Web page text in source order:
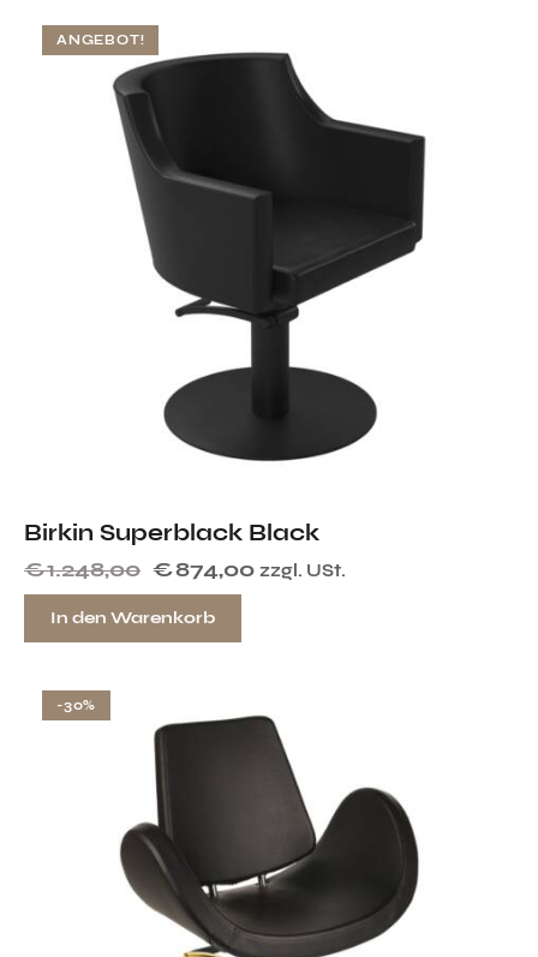
ANGEBOT!
Birkin Superblack Black
€1.248,00 €874,00 zzgl. USt.
In den Warenkorb
-30%